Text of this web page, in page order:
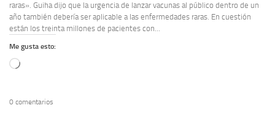
raras». Guiha dijo que la urgencia de lanzar vacunas al público dentro de un
año también debería ser aplicable a las enfermedades raras. En cuestión
están los treinta millones de pacientes con...
Me gusta esto:
Cargando...
0 comentarios